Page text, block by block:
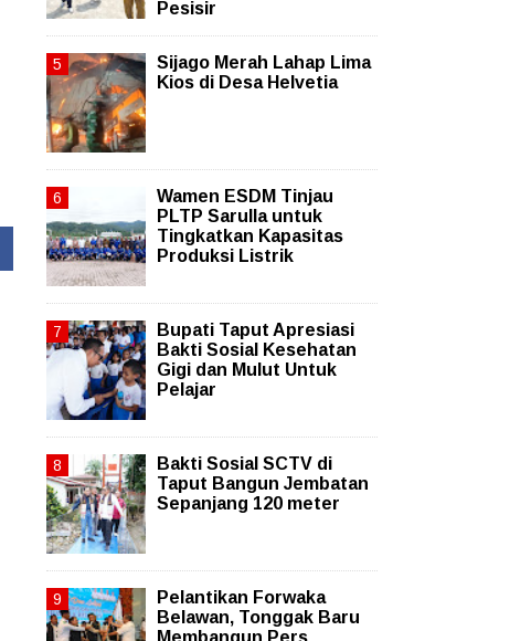
Pesisir
Sijago Merah Lahap Lima
Kios di Desa Helvetia
Wamen ESDM Tinjau
PLTP Sarulla untuk
Tingkatkan Kapasitas
Produksi Listrik
Bupati Taput Apresiasi
Bakti Sosial Kesehatan
Gigi dan Mulut Untuk
Pelajar
Bakti Sosial SCTV di
Taput Bangun Jembatan
Sepanjang 120 meter
Pelantikan Forwaka
Belawan, Tonggak Baru
Membangun Pers